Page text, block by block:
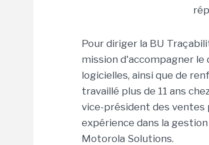
Pour diriger la BU
mission d'accompagner
logicielles, ainsi que de
travaillé plus de 11 ans
vice-président des ventes
expérience dans la
Motorola Solutions.